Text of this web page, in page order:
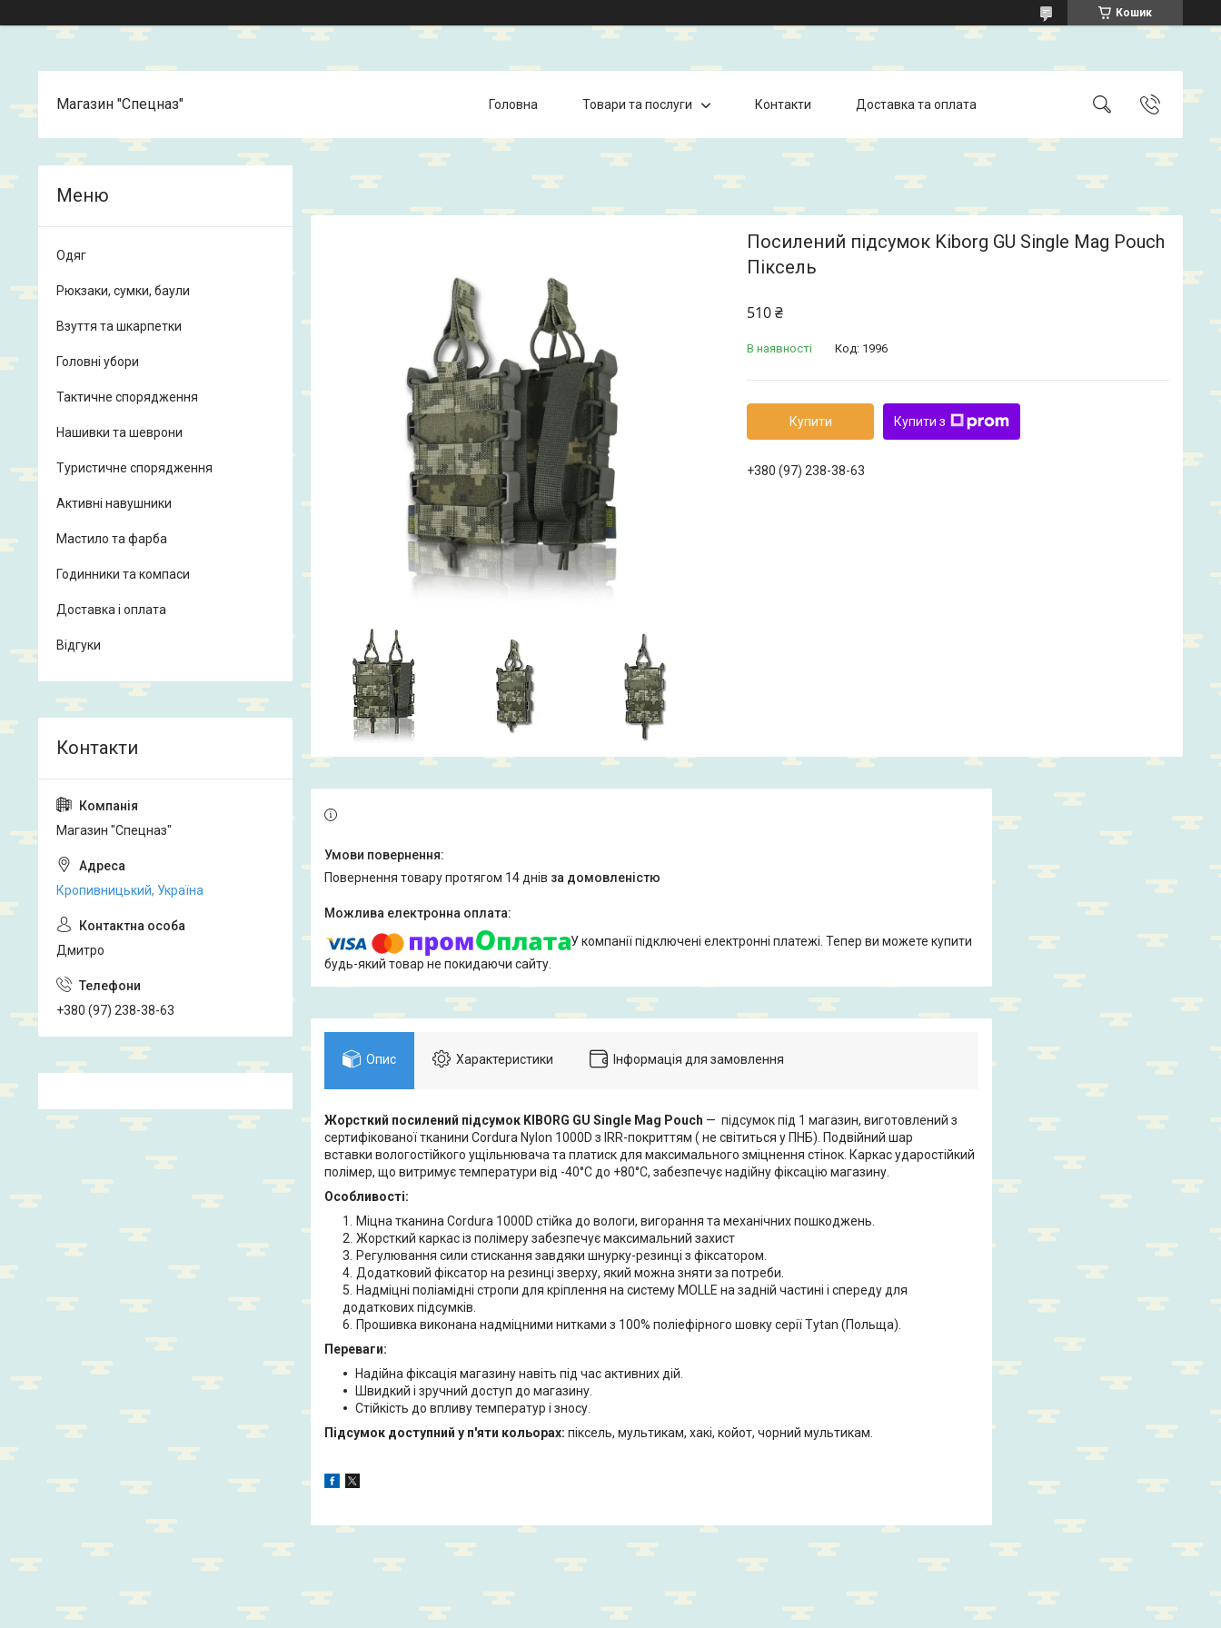
Кошик
Магазин "Спецназ" Головна Товари та послуги Контакти Доставка та оплата
Посилений підсумок Kiborg GU Single Mag Pouch
Піксель
510 ₴
В наявності Код: 1996
Купити Купити з
+380 (97) 238-38-63
повернення товару протягом 14 днів за домовленістю
У компанії підключені електронні платежі. Тепер ви можете купити
будь-який товар не покидаючи сайту.
Опис Характеристики Інформація для замовлення
Жорсткий посилений підсумок KIBORG GU Single Mag Pouch — підсумок під 1 магазин, виготовлений з
сертифікованої тканини Cordura Nylon 1000D з IRR-покриттям ( не світиться у ПНБ). Подвійний шар
вставки вологостійкого ущільнювача та платиск для максимального зміцнення стінок. Каркас ударостійкий
полімер, що витримує температури від -40°C до +80°C, забезпечує надійну фіксацію магазину.
Особливості:
Міцна тканина Cordura 1000D стійка до вологи, вигорання та механічних пошкоджень.
Жорсткий каркас із полімеру забезпечує максимальний захист
Регулювання сили стискання завдяки шнурку-резинці з фіксатором.
Додатковий фіксатор на резинці зверху, який можна зняти за потреби.
Надміцні поліамідні стропи для кріплення на систему MOLLE на задній частині і спереду для
додаткових підсумків.
Прошивка виконана надміцними нитками з 100% поліефірного шовку серії Tytan (Польща).
Переваги:
Надійна фіксація магазину навіть під час активних дій.
Швидкий і зручний доступ до магазину.
Стійкість до впливу температур і зносу.
Підсумок доступний у п'яти кольорах: піксель, мультикам, хакі, койот, чорний мультикам.
Одяг
Рюкзаки, сумки, баули
Взуття та шкарпетки
Головні убори
Тактичне спорядження
Нашивки та шеврони
Туристичне спорядження
Активні навушники
Мастило та фарба
Годинники та компаси
Доставка і оплата
Відгуки
Магазин "Спецназ"
Кропивницький, Україна
Дмитро
+380 (97) 238-38-63